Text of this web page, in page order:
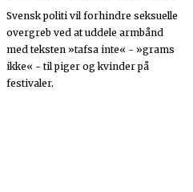
Svensk politi vil forhindre seksuelle
overgreb ved at uddele armbånd
med teksten »tafsa inte« - »grams
ikke« - til piger og kvinder på
festivaler.